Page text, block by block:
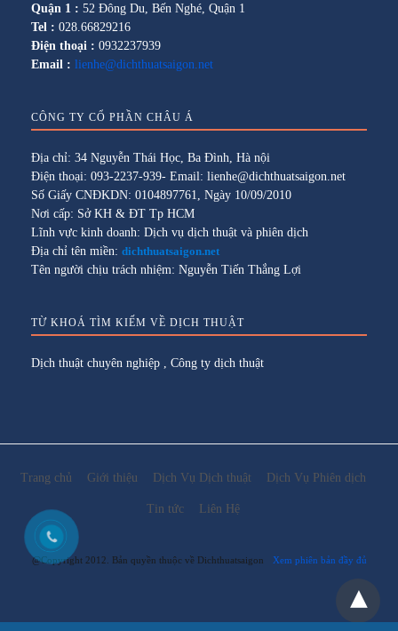
Quận 1 : 52 Đông Du, Bến Nghé, Quận 1
Tel : 028.66829216
Điện thoại : 0932237939
Email : lienhe@dichthuatsaigon.net
CÔNG TY CỔ PHẦN CHÂU Á
Địa chỉ: 34 Nguyễn Thái Học, Ba Đình, Hà nội
Điện thoại: 093-2237-939- Email: lienhe@dichthuatsaigon.net
Số Giấy CNĐKDN: 0104897761, Ngày 10/09/2010
Nơi cấp: Sở KH & ĐT Tp HCM
Lĩnh vực kinh doanh: Dịch vụ dịch thuật và phiên dịch
Địa chỉ tên miền: dichthuatsaigon.net
Tên người chịu trách nhiệm: Nguyễn Tiến Thắng Lợi
TỪ KHOÁ TÌM KIẾM VỀ DỊCH THUẬT
Dịch thuật chuyên nghiệp Công ty dịch thuật
Trang chủ Giới thiệu Dịch Vụ Dịch thuật Dịch Vụ Phiên dịch
Tin tức Liên Hệ
@Copyright 2012. Bản quyền thuộc về Dichthuatsaigon Xem phiên bản đầy đủ